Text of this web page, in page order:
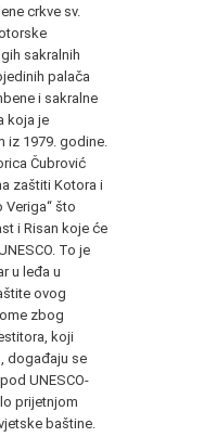
crkve sv.
sakralnih
palača
i sakralne
koja je
iz 1979. godine.
Čubrović
zaštiti Kotora i
Veriga“ što
i Risan koje će
To je
u leđa u
ovog
zbog
koji
događaju se
UNESCO-
prijetnjom
baštine.